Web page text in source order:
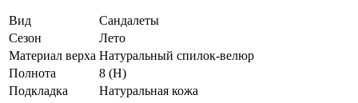
Вид
Сандалеты
Сезон
Лето
Материал верха Натуральный спилок-велюр
Полнота
8 (H)
Подкладка
Натуральная кожа